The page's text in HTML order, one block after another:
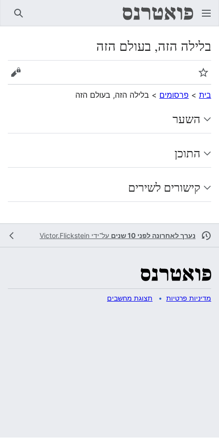
בלילה הזה, בעולם הזה
מעקב
בית > פרסומים > בלילה הזה, בעולם הזה
השער
התוכן
קישורים לשירים
נערך לאחרונה לפני 10 שנים על־ידי Victor.Flickstein
מדיניות פרטיות תצוגת מחשבים